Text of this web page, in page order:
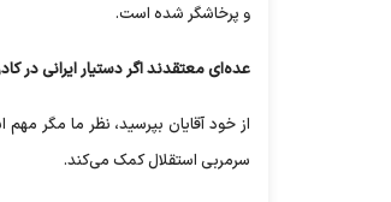
و پرخاشگر شده است.
عده‌ای معتقدند اگر دستیار ایرانی در
از خود آقایان بپرسید، نظر ما مگر
سرمربی استقلال کمک می‌کند.